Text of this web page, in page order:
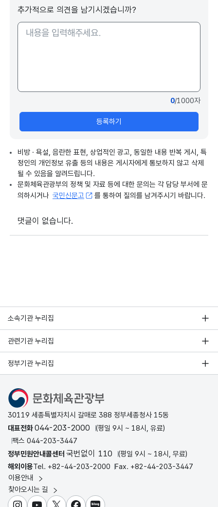
추가적으로 의견을 남기시겠습니까?
0/1000자
등록하기
비방 · 욕설, 음란한 표현, 상업적인 광고, 동일한 내용 반복 게시, 특
정인의 개인정보 유출 등의 내용은 게시자에게 통보하지 않고 삭제
될 수 있음을 알려드립니다.
문화체육관광부의 정책 및 자료 등에 대한 문의는 각 담당 부서에 문
의하시거나 국민신문고 를 통하여 질의를 남겨주시기 바랍니다.
댓글이 없습니다.
소속기관 누리집
관련기관 누리집
정부기관 누리집
문화체육관광부
30119 세종특별자치시 갈매로 388 정부세종청사 15동
대표전화044-203-2000
(평일 9시 ~ 18시, 유료)
팩스 044-203-3447
정부민원안내콜센터 국번없이 110
(평일 9시 ~ 18시, 무료)
해외이용Tel. +82-44-203-2000 Fax. +82-44-203-3447
이용안내
찾아오시는 길